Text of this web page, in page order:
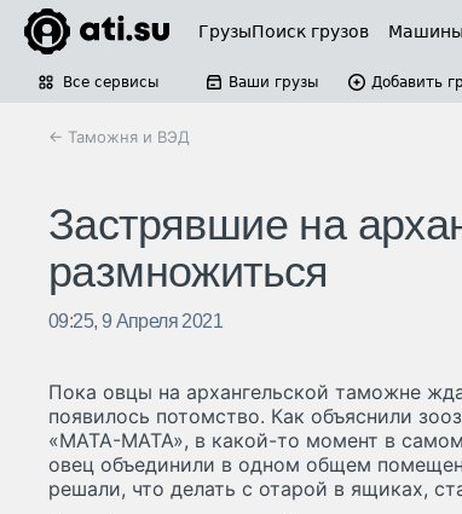
ГрузыПоиск грузов Машины
Все сервисы Ваши грузы Добавить
← Таможня и ВЭД
Застрявшие на
размножиться
09:25, 9 Апреля 2021
Пока овцы на архангельской таможне
появилось потомство. Как объяснили
«МАТА-МАТА», в какой-то момент в
овец объединили в одном общем
решали, что делать с отарой в ящиках,